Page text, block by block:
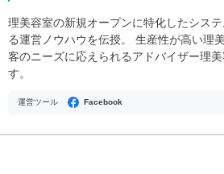
理美容室の新規オープンに特化したシス
る運営ノウハウを伝授。 生産性が高い理
客のニーズに応えられるアドバイザー理
す。
運営ツール Facebook